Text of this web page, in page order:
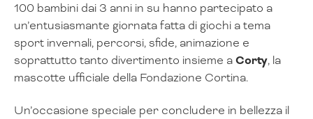
100 bambini dai 3 anni in su hanno partecipato a
un’entusiasmante giornata fatta di giochi a tema
sport invernali, percorsi, sfide, animazione e
soprattutto tanto divertimento insieme aCorty, la
mascotte ufficiale della Fondazione Cortina.
Un’occasione speciale per concludere in bellezza il